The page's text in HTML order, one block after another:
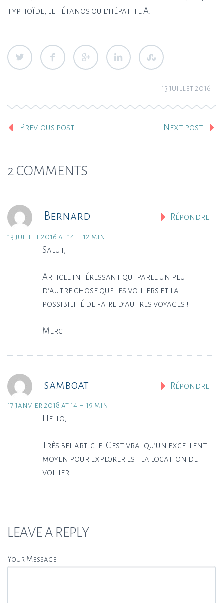
typhoïde, le tétanos ou l’hépatite A.
13 juillet 2016
Previous post Next post
2 COMMENTS
Bernard
13 juillet 2016 at 14 h 12 min
Répondre
Salut,
Article intéressant qui parle un peu
d’autre chose que les voiliers et la
possibilité de faire d’autres voyages !
Merci
samboat
17 janvier 2018 at 14 h 19 min
Répondre
Hello,
Très bel article. C’est vrai qu’un excellent
moyen pour explorer est la location de
voilier.
LEAVE A REPLY
Your Message